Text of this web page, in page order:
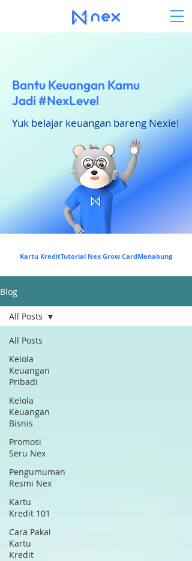
Bantu Keuangan Kamu
Jadi #NexLevel
Yuk belajar keuangan bareng Nexie!
Kartu KreditTutorial Nex Grow CardMenabung
Blog
All Posts
Kelola
Keuangan
Pribadi
Kelola
Keuangan
Bisnis
Promosi
Seru Nex
Pengumuman
Resmi Nex
Kartu
Kredit 101
Cara Pakai
Kartu
Kredit
All Posts